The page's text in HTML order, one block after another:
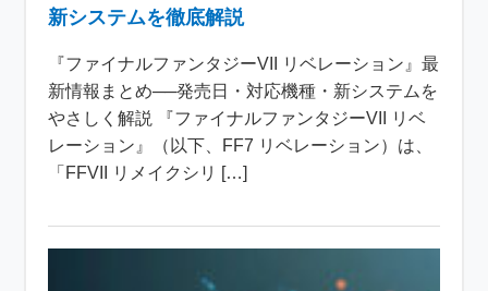
新システムを徹底解説
『ファイナルファンタジーVII リベレーション』最
新情報まとめ──発売日・対応機種・新システムを
やさしく解説 『ファイナルファンタジーVII リベ
レーション』（以下、FF7 リベレーション）は、
「FFVII リメイクシリ […]